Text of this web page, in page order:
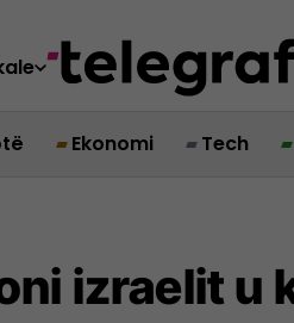
Ekonomi Tech
izraelit u